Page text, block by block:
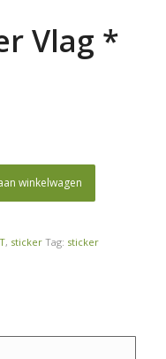
Vlag *
winkelwagen
, sticker Tag: sticker